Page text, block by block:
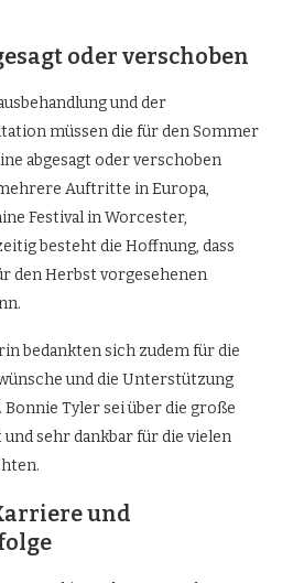
oder verschoben
und der
müssen die für den Sommer
abgesagt oder verschoben
Auftritte in Europa,
Festival in Worcester,
besteht die Hoffnung, dass
den Herbst vorgesehenen
bedankten sich zudem für die
und die Unterstützung
Bonnie Tyler sei über die große
sehr dankbar für die vielen
und